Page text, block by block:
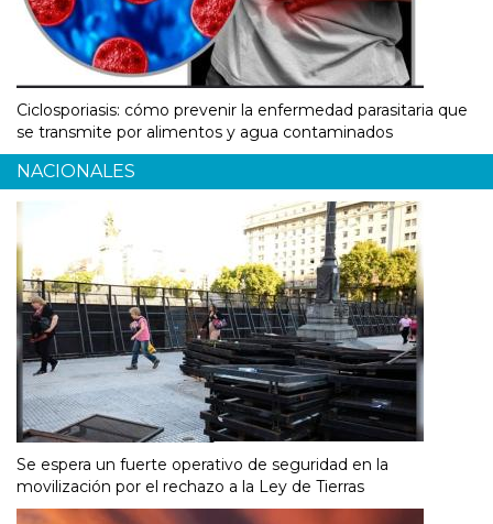
Ciclosporiasis: cómo prevenir la enfermedad parasitaria que
se transmite por alimentos y agua contaminados
NACIONALES
Se espera un fuerte operativo de seguridad en la
movilización por el rechazo a la Ley de Tierras